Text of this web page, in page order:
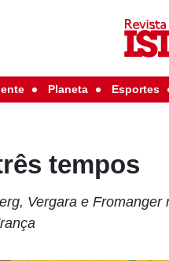
Planeta Esportes
tempos
Vergara e